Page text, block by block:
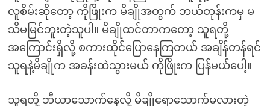
လူစိမ်းဆိုတော့ ကိုဖြိုးက မိချိုအတွက် ဘယ်တုန်းကမှ မ
သိမမြင်ဘူးတဲ့သူပါ။ မိချိုထင်တာကတော့ သူရတို့
အကြောင်းရှိလို့ စကားထိုင်ပြောနေကြတယ် အချိန်တန်ရင်
သူရနဲ့မိချိုက အခန်းထဲသွားမယ် ကိုဖြိုးက ပြန်မယ်ပေါ့။
သူရတို့ ဘီယာသောက်နေလို့ မိချိုရောသောက်မလားတဲ့